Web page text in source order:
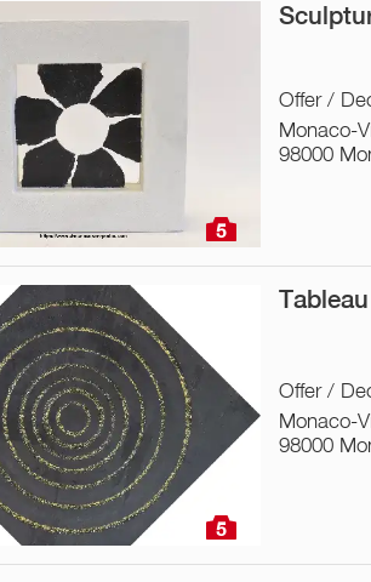
5
Offer /
Monaco-
98000
5
Offer /
Monaco-
98000